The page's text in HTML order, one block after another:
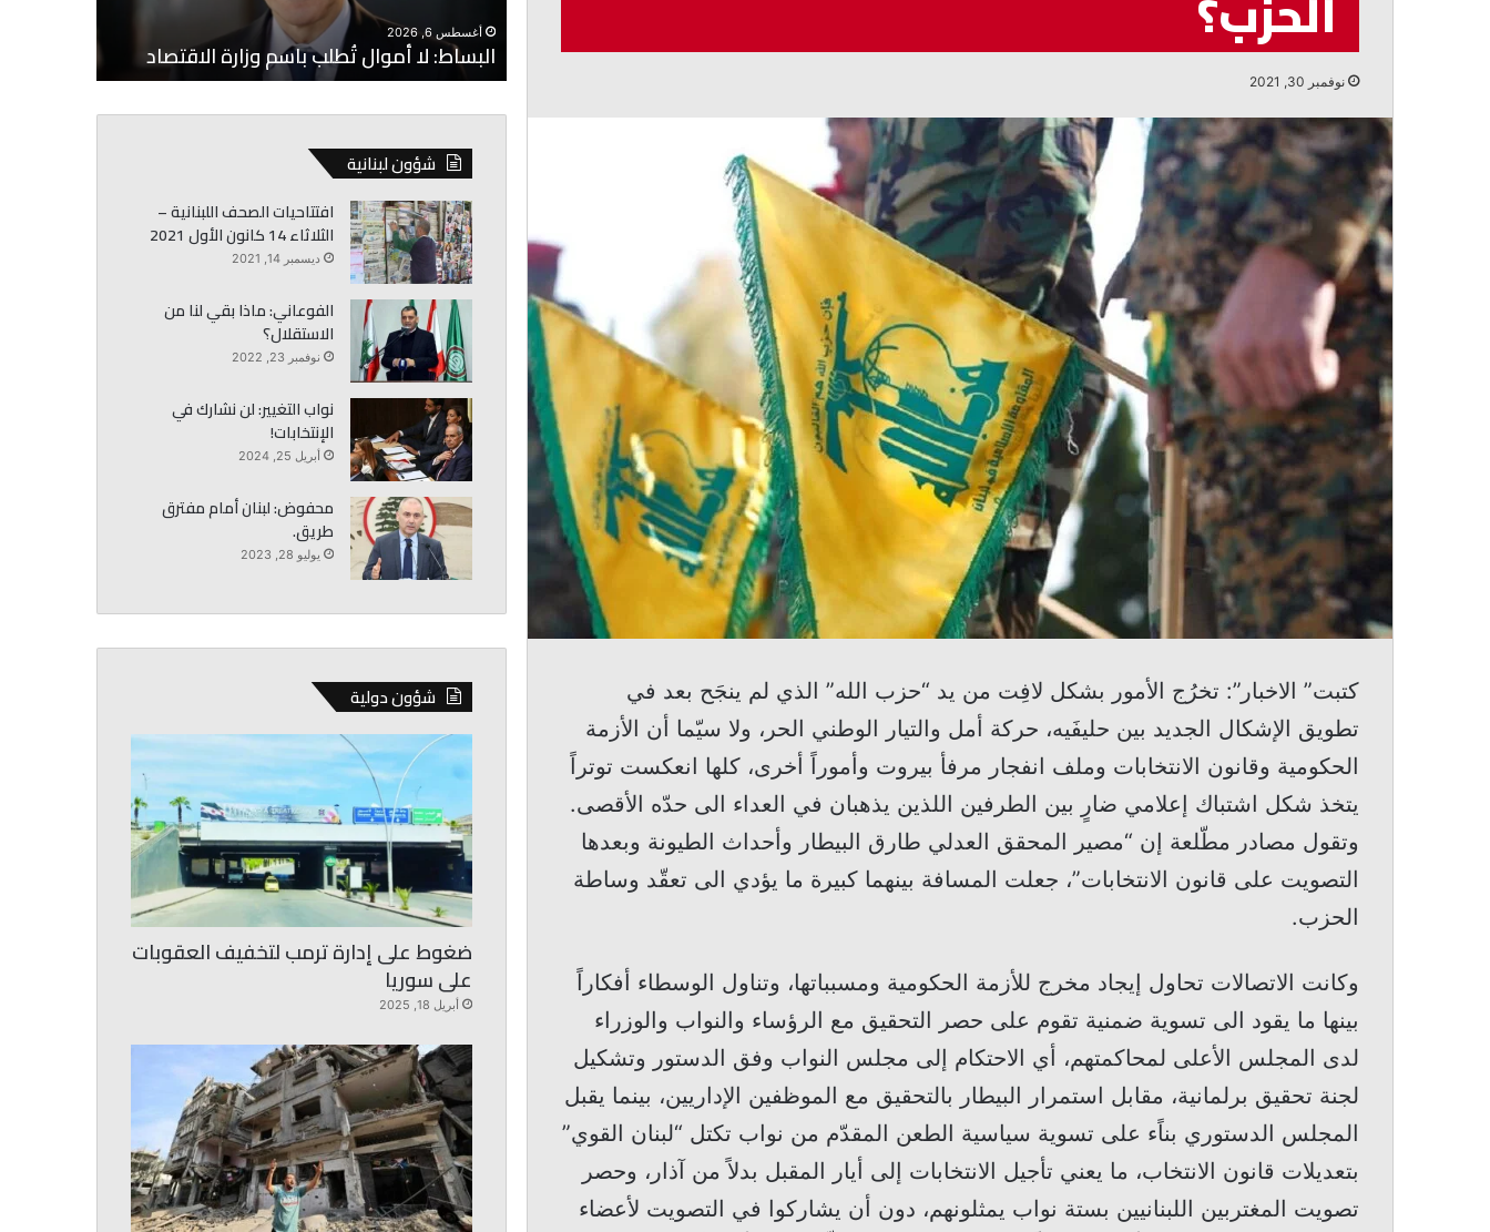
نوفمبر 30, 2021
كتبت” الاخبار”: تخرُج الأمور بشكل لافِت من يد “حزب الله” الذي لم ينجَح بعد في
تطويق الإشكال الجديد بين حليفَيه، حركة أمل والتيار الوطني الحر، ولا سيّما أن الأزمة
الحكومية وقانون الانتخابات وملف انفجار مرفأ بيروت وأموراً أخرى، كلها انعكست توتراً
يتخذ شكل اشتباك إعلامي ضارٍ بين الطرفين اللذين يذهبان في العداء الى حدّه الأقصى.
وتقول مصادر مطّلعة إن “مصير المحقق العدلي طارق البيطار وأحداث الطيونة وبعدها
التصويت على قانون الانتخابات”، جعلت المسافة بينهما كبيرة ما يؤدي الى تعقّد وساطة
الحزب.
وكانت الاتصالات تحاول إيجاد مخرج للأزمة الحكومية ومسبباتها، وتناول الوسطاء أفكاراً
بينها ما يقود الى تسوية ضمنية تقوم على حصر التحقيق مع الرؤساء والنواب والوزراء
لدى المجلس الأعلى لمحاكمتهم، أي الاحتكام إلى مجلس النواب وفق الدستور وتشكيل
لجنة تحقيق برلمانية، مقابل استمرار البيطار بالتحقيق مع الموظفين الإداريين، بينما يقبل
المجلس الدستوري بناًء على تسوية سياسية الطعن المقدّم من نواب تكتل “لبنان القوي”
بتعديلات قانون الانتخاب، ما يعني تأجيل الانتخابات إلى أيار المقبل بدلاً من آذار، وحصر
تصويت المغتربين اللبنانيين بستة نواب يمثلونهم، دون أن يشاركوا في التصويت لأعضاء
أغسطس 6, 2026
مرقص: مواجهة خطاب الكراهية تبدأ بالمحبة
والحوار طارئة
أغسطس 6, 2026
البساط: لا أموال تُطلب باسم وزارة الاقتصاد
شؤون لبنانية
افتتاحيات الصحف اللبنانية –
الثلاثاء 14 كانون الأول 2021
ديسمبر 14, 2021
الفوعاني: ماذا بقي لنا من
الاستقلال؟
نوفمبر 23, 2022
نواب التغيير: لن نشارك في
الإنتخابات!
أبريل 25, 2024
محفوض: لبنان أمام مفترق
طريق.
يوليو 28, 2023
شؤون دولية
ضغوط على إدارة ترمب لتخفيف العقوبات
على سوريا
أبريل 18, 2025